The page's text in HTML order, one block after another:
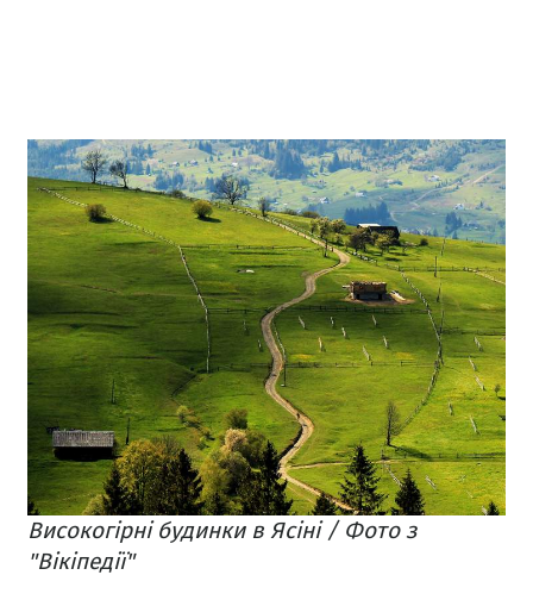
Високогірні будинки в Ясіні / Фото з
"Вікіпедії"